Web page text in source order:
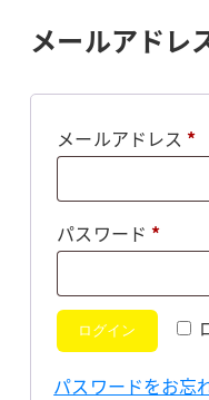
メールアドレ
メールアドレス *必
パスワード *必
ログイン
パスワードをお忘